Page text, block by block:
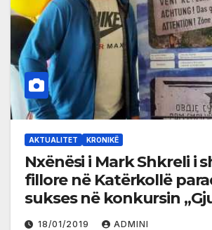
AKTUALITET KRONIKË
Nxënësi i Mark Shkreli i
fillore në Katërkollë
sukses në konkursin
gjermane në Mal të Zi
18/01/2019 ADMINI